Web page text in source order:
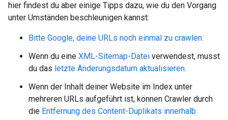
hier findest du aber einige Tipps dazu, wie du den Vorgang
unter Umständen beschleunigen kannst:
Bitte Google, deine URLs noch einmal zu crawlen.
Wenn du eine XML-Sitemap-Datei verwendest, musst
du das letzte Änderungsdatum aktualisieren.
Wenn der Inhalt deiner Website im Index unter
mehreren URLs aufgeführt ist, können Crawler durch
die Entfernung des Content-Duplikats innerhalb